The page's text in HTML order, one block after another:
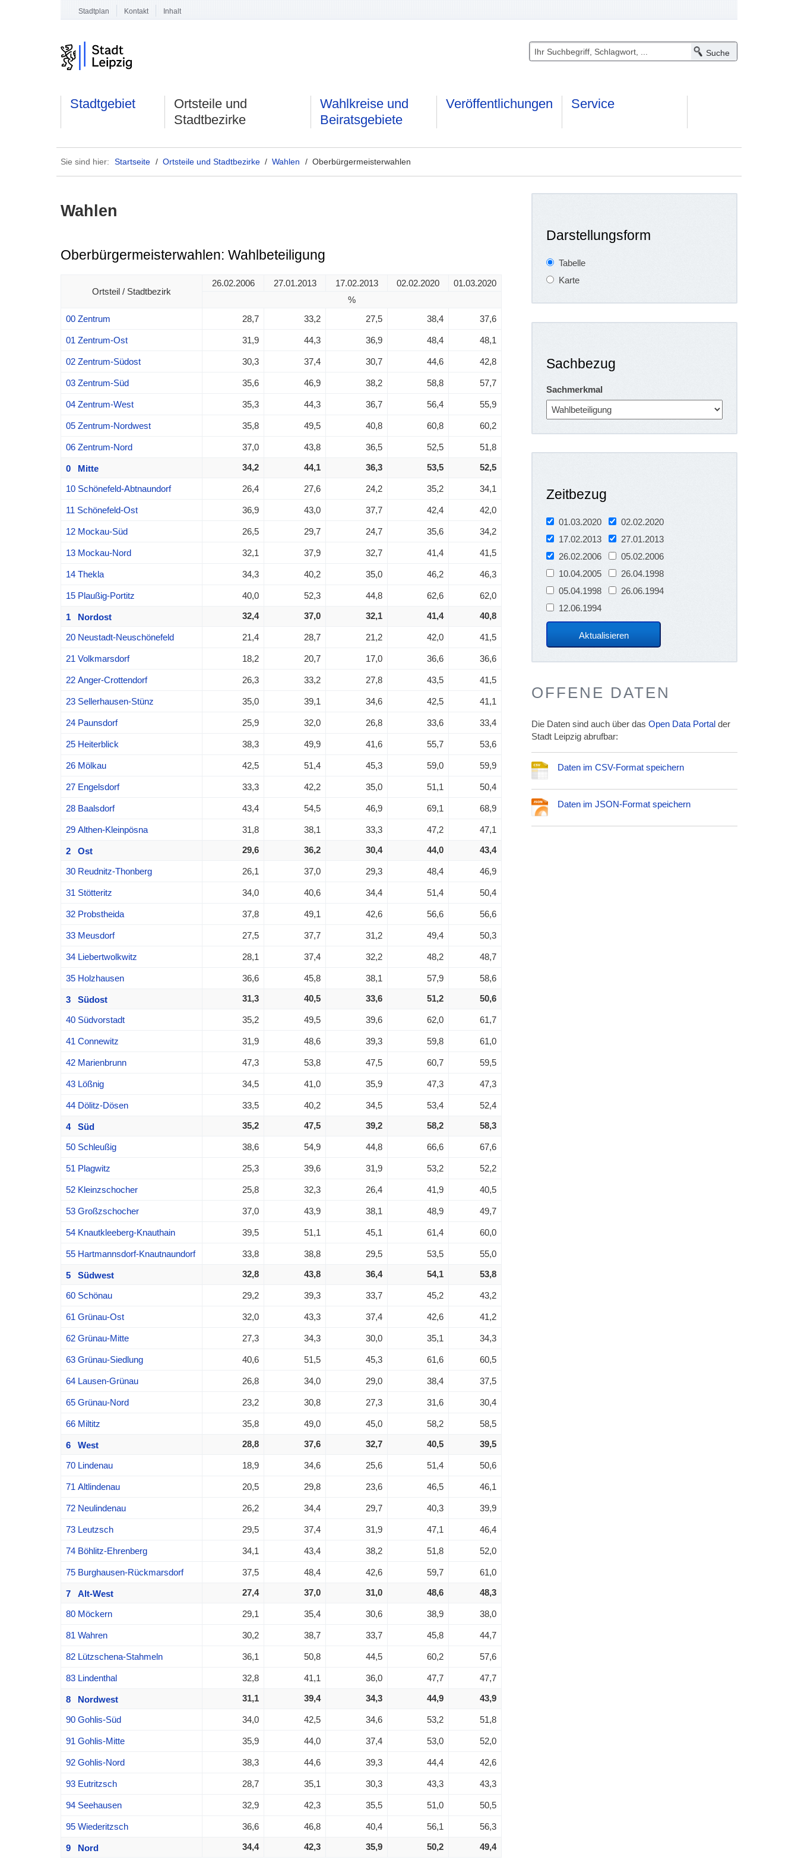
Stadtplan Kontakt Inhalt
Stadtgebiet
Ortsteile und
Stadtbezirke
Wahlkreise und
Beiratsgebiete
Veröffentlichungen Service
Sie sind hier: Startseite / Ortsteile und Stadtbezirke /Wahlen / Oberbürgermeisterwahlen
Wahlen
Oberbürgermeisterwahlen: Wahlbeteiligung
Ortsteil / Stadtbezirk
26.02.2006 27.01.2013 17.02.2013 02.02.2020
01.03.2020
%
00 Zentrum
28,7 33,2 27,5 38,4 37,6
01 Zentrum-Ost 31,9 44,3 36,9 48,4 48,1
02 Zentrum-Südost 30,3 37,4 30,7 44,6 42,8
03 Zentrum-Süd 35,6 46,9 38,2 58,8 57,7
04 Zentrum-West 35,3 44,3 36,7 56,4 55,9
05 Zentrum-Nordwest 35,8 49,5 40,8 60,8 60,2
06 Zentrum-Nord 37,0 43,8 36,5 52,5 51,8
0 Mitte 34,2 44,1 36,3 53,5 52,5
10 Schönefeld-Abtnaundorf 26,4 27,6 24,2 35,2 34,1
11 Schönefeld-Ost 36,9 43,0 37,7 42,4 42,0
12 Mockau-Süd 26,5 29,7 24,7 35,6 34,2
13 Mockau-Nord 32,1 37,9 32,7 41,4 41,5
14 Thekla 34,3 40,2 35,0 46,2 46,3
15 Plaußig-Portitz 40,0 52,3 44,8 62,6 62,0
1 Nordost 32,4 37,0 32,1 41,4 40,8
20 Neustadt-Neuschönefeld 21,4 28,7 21,2 42,0 41,5
21 Volkmarsdorf 18,2 20,7 17,0 36,6 36,6
22 Anger-Crottendorf 26,3 33,2 27,8 43,5 41,5
23 Sellerhausen-Stünz 35,0 39,1 34,6 42,5 41,1
24 Paunsdorf 25,9 32,0 26,8 33,6 33,4
25 Heiterblick 38,3 49,9 41,6 55,7 53,6
26 Mölkau 42,5 51,4 45,3 59,0 59,9
27 Engelsdorf 33,3 42,2 35,0 51,1 50,4
28 Baalsdorf 43,4 54,5 46,9 69,1 68,9
29 Althen-Kleinpösna 31,8 38,1 33,3 47,2 47,1
2 Ost 29,6 36,2 30,4 44,0 43,4
30 Reudnitz-Thonberg 26,1 37,0 29,3 48,4 46,9
31 Stötteritz 34,0 40,6 34,4 51,4 50,4
32 Probstheida 37,8 49,1 42,6 56,6 56,6
33 Meusdorf 27,5 37,7 31,2 49,4 50,3
34 Liebertwolkwitz 28,1 37,4 32,2 48,2 48,7
35 Holzhausen 36,6 45,8 38,1 57,9 58,6
3 Südost 31,3 40,5 33,6 51,2 50,6
40 Südvorstadt 35,2 49,5 39,6 62,0 61,7
41 Connewitz 31,9 48,6 39,3 59,8 61,0
42 Marienbrunn 47,3 53,8 47,5 60,7 59,5
43 Lößnig 34,5 41,0 35,9 47,3 47,3
44 Dölitz-Dösen 33,5 40,2 34,5 53,4 52,4
4 Süd 35,2 47,5 39,2 58,2 58,3
50 Schleußig 38,6 54,9 44,8 66,6 67,6
51 Plagwitz 25,3 39,6 31,9 53,2 52,2
52 Kleinzschocher 25,8 32,3 26,4 41,9 40,5
53 Großzschocher 37,0 43,9 38,1 48,9 49,7
54 Knautkleeberg-Knauthain 39,5 51,1 45,1 61,4 60,0
55 Hartmannsdorf-Knautnaundorf 33,8 38,8 29,5 53,5 55,0
5 Südwest 32,8 43,8 36,4 54,1 53,8
60 Schönau 29,2 39,3 33,7 45,2 43,2
61 Grünau-Ost 32,0 43,3 37,4 42,6 41,2
62 Grünau-Mitte 27,3 34,3 30,0 35,1 34,3
63 Grünau-Siedlung 40,6 51,5 45,3 61,6 60,5
64 Lausen-Grünau 26,8 34,0 29,0 38,4 37,5
65 Grünau-Nord 23,2 30,8 27,3 31,6 30,4
66 Miltitz 35,8 49,0 45,0 58,2 58,5
6 West 28,8 37,6 32,7 40,5 39,5
70 Lindenau 18,9 34,6 25,6 51,4 50,6
71 Altlindenau 20,5 29,8 23,6 46,5 46,1
72 Neulindenau 26,2 34,4 29,7 40,3 39,9
73 Leutzsch 29,5 37,4 31,9 47,1 46,4
74 Böhlitz-Ehrenberg 34,1 43,4 38,2 51,8 52,0
75 Burghausen-Rückmarsdorf 37,5 48,4 42,6 59,7 61,0
7 Alt-West 27,4 37,0 31,0 48,6 48,3
80 Möckern 29,1 35,4 30,6 38,9 38,0
81 Wahren 30,2 38,7 33,7 45,8 44,7
82 Lützschena-Stahmeln 36,1 50,8 44,5 60,2 57,6
83 Lindenthal 32,8 41,1 36,0 47,7 47,7
8 Nordwest 31,1 39,4 34,3 44,9 43,9
90 Gohlis-Süd 34,0 42,5 34,6 53,2 51,8
91 Gohlis-Mitte 35,9 44,0 37,4 53,0 52,0
92 Gohlis-Nord 38,3 44,6 39,3 44,4 42,6
93 Eutritzsch 28,7 35,1 30,3 43,3 43,3
94 Seehausen 32,9 42,3 35,5 51,0 50,5
95 Wiederitzsch 36,6 46,8 40,4 56,1 56,3
9 Nord 34,4 42,3 35,9 50,2 49,4
Darstellungsform
Tabelle
Karte
Sachbezug
Sachmerkmal
Zeitbezug
01.03.2020
02.02.2020
17.02.2013
27.01.2013
26.02.2006
05.02.2006
10.04.2005
26.04.1998
05.04.1998
26.06.1994
12.06.1994
OFFENE DATEN
Die Daten sind auch über dasOpen Data Portal der
Stadt Leipzig abrufbar:
Daten im CSV-Format speichern
Daten im JSON-Format speichern